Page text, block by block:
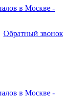
Обратный звонок